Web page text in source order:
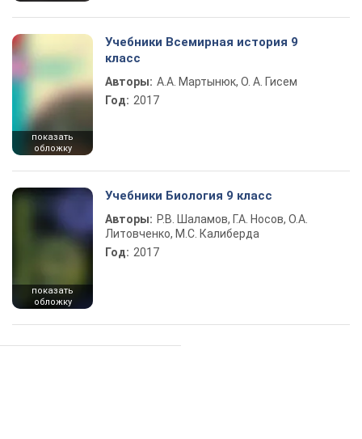
показать
обложку
Учебники Всемирная история 9
класс
Авторы: А.А. Мартынюк, О. А. Гисем
Год: 2017
показать
обложку
Учебники Биология 9 класс
Авторы: Р.В. Шаламов, Г.А. Носов, О.А.
Литовченко, М.С. Калиберда
Год: 2017